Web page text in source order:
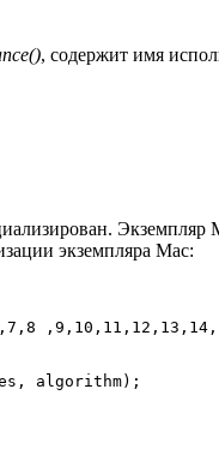
, содержит имя
Экземпляр
экземпляра Mac:
algorithm);